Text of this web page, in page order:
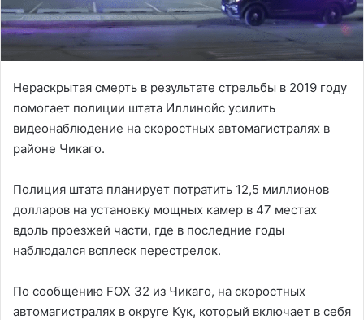
Нераскрытая смерть в результате стрельбы в 2019 году
помогает полиции штата Иллинойс усилить
видеонаблюдение на скоростных автомагистралях в
районе Чикаго.
Полиция штата планирует потратить 12,5 миллионов
долларов на установку мощных камер в 47 местах
вдоль проезжей части, где в последние годы
наблюдался всплеск перестрелок.
По сообщению FOX 32 из Чикаго, на скоростных
автомагистралях в округе Кук, который включает в себя